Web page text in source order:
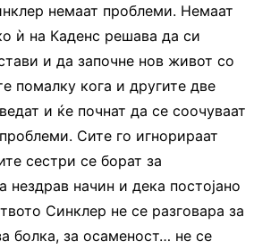
немаат проблеми. Немаат
ѝ на Каденс решава да си
и да започне нов живот со
помалку кога и другите две
и ќе почнат да се соочуваат
Сите го игнорираат
сестри се борат за
нездрав начин и дека постојано
Синклер не се разговара за
болка, за осаменост… не се